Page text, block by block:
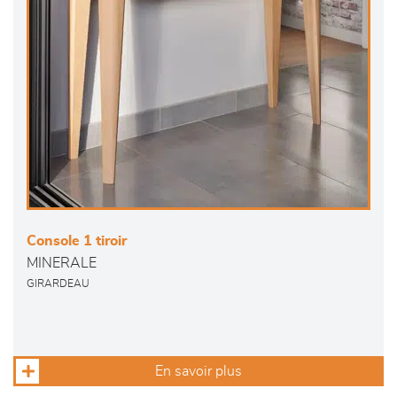
Console 1 tiroir
MINERALE
GIRARDEAU
En savoir plus